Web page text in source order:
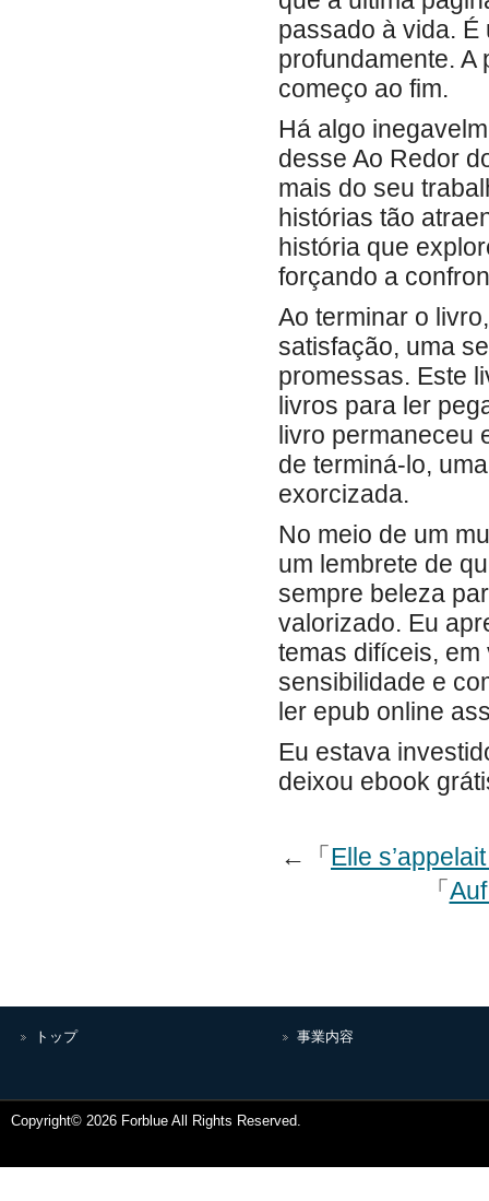
passado à vida.
profundamente. A
começo ao fim.
Há algo
desse Ao Redor
mais do seu
histórias tão
história que
forçando a
Ao terminar o
satisfação, uma
promessas. Este
livros para ler
livro permaneceu
de terminá-lo,
exorcizada.
No meio de um
um lembrete de
sempre beleza
valorizado. Eu
temas difíceis,
sensibilidade e
ler epub online
Eu estava
deixou ebook
←「Elle
「
トップ 事業内容
Copyright© 2026 Forblue All Rights Reserved.